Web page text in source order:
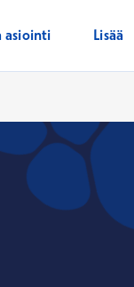
asiointi Lisää